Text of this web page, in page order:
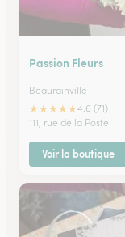
Passion Fleurs
Beaurainville
★★★★★4.6 (71)
111, rue de la Poste
Voir la boutique